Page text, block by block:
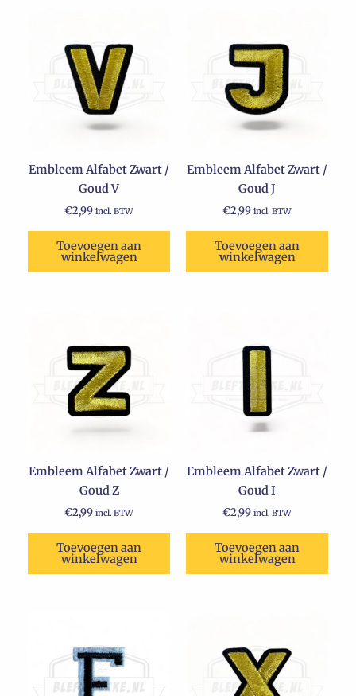
Embleem Alfabet Zwart /
Goud V
€2,99 incl. BTW
Toevoegen aan
winkelwagen
Embleem Alfabet Zwart /
Goud J
€2,99 incl. BTW
Toevoegen aan
winkelwagen
Embleem Alfabet Zwart /
Goud Z
€2,99 incl. BTW
Toevoegen aan
winkelwagen
Embleem Alfabet Zwart /
Goud I
€2,99 incl. BTW
Toevoegen aan
winkelwagen